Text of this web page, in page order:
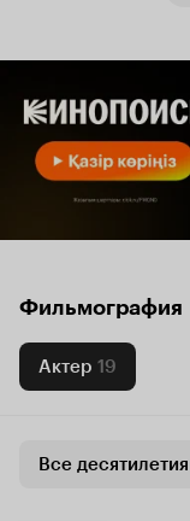
Фильмография
Актер 19
Все десятилетия